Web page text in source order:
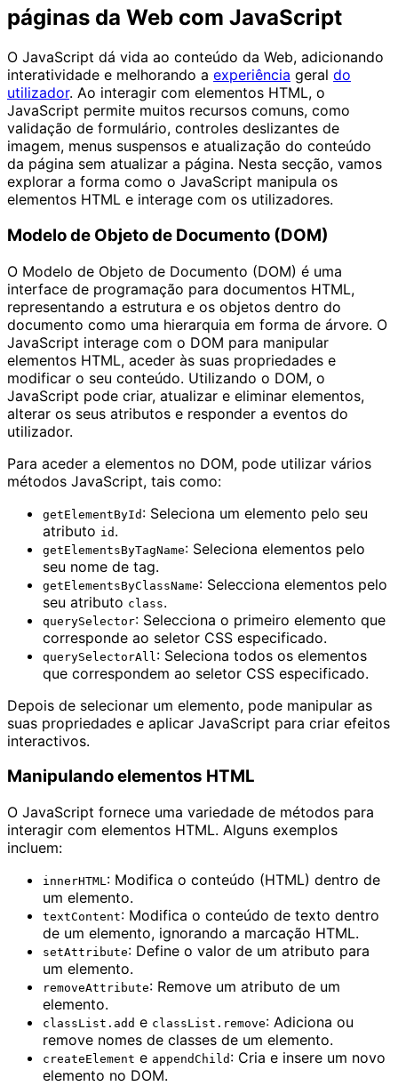
páginas da Web com JavaScript
O JavaScript dá vida ao conteúdo da Web, adicionando
interatividade e melhorando a experiência geral do
utilizador. Ao interagir com elementos HTML, o
JavaScript permite muitos recursos comuns, como
validação de formulário, controles deslizantes de
imagem, menus suspensos e atualização do conteúdo
da página sem atualizar a página. Nesta secção, vamos
explorar a forma como o JavaScript manipula os
elementos HTML e interage com os utilizadores.
Modelo de Objeto de Documento (DOM)
O Modelo de Objeto de Documento (DOM) é uma
interface de programação para documentos HTML,
representando a estrutura e os objetos dentro do
documento como uma hierarquia em forma de árvore. O
JavaScript interage com o DOM para manipular
elementos HTML, aceder às suas propriedades e
modificar o seu conteúdo. Utilizando o DOM, o
JavaScript pode criar, atualizar e eliminar elementos,
alterar os seus atributos e responder a eventos do
utilizador.
Para aceder a elementos no DOM, pode utilizar vários
métodos JavaScript, tais como:
getElementById : Seleciona um elemento pelo seu
atributo id .
getElementsByTagName: Seleciona elementos pelo
seu nome de tag.
getElementsByClassName: Selecciona elementos pelo
seu atributo class.
querySelector: Selecciona o primeiro elemento que
corresponde ao seletor CSS especificado.
querySelectorAll : Seleciona todos os elementos
que correspondem ao seletor CSS especificado.
Depois de selecionar um elemento, pode manipular as
suas propriedades e aplicar JavaScript para criar efeitos
interactivos.
Manipulando elementos HTML
O JavaScript fornece uma variedade de métodos para
interagir com elementos HTML. Alguns exemplos
incluem:
innerHTML: Modifica o conteúdo (HTML) dentro de
um elemento.
textContent: Modifica o conteúdo de texto dentro
de um elemento, ignorando a marcação HTML.
setAttribute: Define o valor de um atributo para
um elemento.
removeAttribute: Remove um atributo de um
elemento.
classList.add e classList.remove: Adiciona ou
remove nomes de classes de um elemento.
createElement e appendChild : Cria e insere um novo
elemento no DOM.